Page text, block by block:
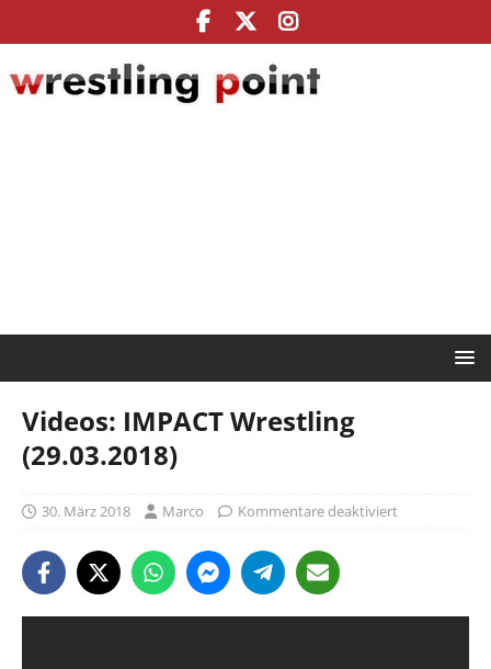
Videos: IMPACT Wrestling
(29.03.2018)
30. März 2018 Marco Kommentare deaktiviert